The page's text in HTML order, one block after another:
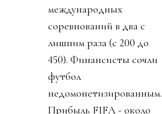
международных
соревнований в два с
лишним раза (с 200 до
450). Финансисты сочли
футбол
недомонетизированным.
Прибыль FIFA - около